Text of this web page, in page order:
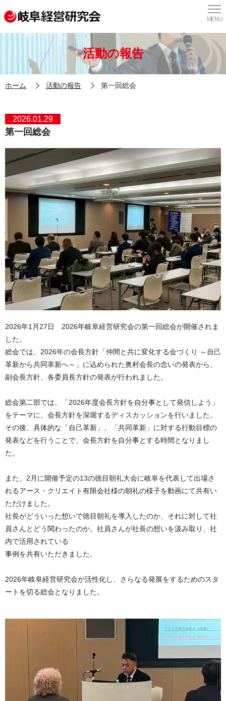
MENU
活動の報告
ホーム 活動の報告 第一回総会
2026.01.29
第一回総会
2026年1月27日 2026年岐阜経営研究会の第一回総会が開催されま
した。
総会では、2026年の会長方針「仲間と共に変化する会づくり ～自己
革新から共同革新へ～」に込められた奥村会長の念いの発表から、
副会長方針、各委員長方針の発表が行われました。
総会第二部では、「2026年度会長方針を自分事として発信しよう」
をテーマに、会長方針を深堀するディスカッションを行いました。
その後、具体的な「自己革新」、「共同革新」に対する行動目標の
発表などを行うことで、会長方針を自分事とする時間となりまし
た。
また、2月に開催予定の13の徳目朝礼大会に岐阜を代表して出場さ
れるアース・クリエイト有限会社様の朝礼の様子を動画にて共有い
ただけました。
社長がどういった想いで徳目朝礼を導入したのか、それに対して社
員さんとどう関わったのか。社員さんが社長の想いを汲み取り、社
内で活用されている
事例を共有いただきました。
2026年岐阜経営研究会が活性化し、さらなる発展をするためのスタ
ートを切る総会となりました。